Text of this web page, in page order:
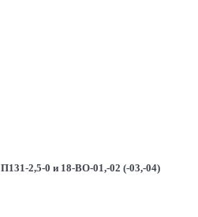
П131-2,5-0 и 18-ВО-01,-02 (-03,-04)